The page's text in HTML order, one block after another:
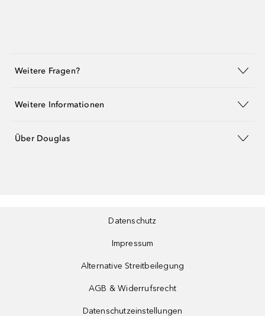
Weitere Fragen?
Weitere Informationen
Über Douglas
Datenschutz
Impressum
Alternative Streitbeilegung
AGB & Widerrufsrecht
Datenschutzeinstellungen